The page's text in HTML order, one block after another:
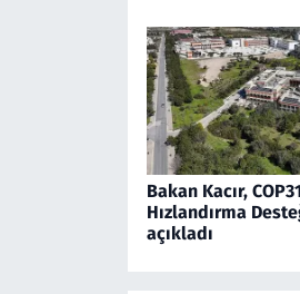
Bakan Kacır,
Hızlandırma
açıkladı